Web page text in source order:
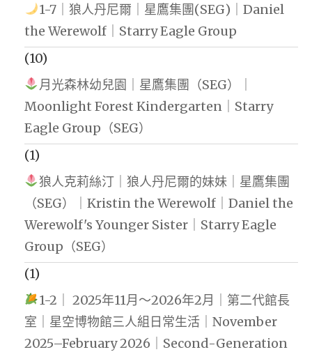
1-7｜狼人丹尼爾｜星鷹集團(SEG)｜Daniel
the Werewolf｜Starry Eagle Group
(10)
月光森林幼兒園｜星鷹集團（SEG）｜
Moonlight Forest Kindergarten｜Starry
Eagle Group（SEG）
(1)
狼人克莉絲汀｜狼人丹尼爾的妹妹｜星鷹集團
（SEG）｜Kristin the Werewolf｜Daniel the
Werewolf's Younger Sister｜Starry Eagle
Group（SEG）
(1)
1-2｜ 2025年11月～2026年2月｜第二代館長
室｜星空博物館三人組日常生活｜November
2025–February 2026｜Second-Generation